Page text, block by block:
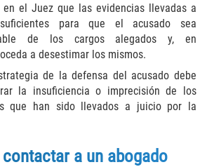
of a Safe or Vault
el Juez que las evidencias llevadas a
para que el acusado sea
de los cargos alegados y, en
a desestimar los mismos.
de la defensa del acusado debe
la insuficiencia o imprecisión de los
que han sido llevados a juicio por la
a un abogado